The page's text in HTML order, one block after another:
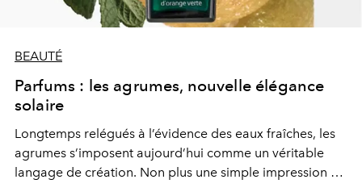
BEAUTÉ
Parfums : les agrumes, nouvelle élégance
solaire
Longtemps relégués à l’évidence des eaux fraîches, les
agrumes s’imposent aujourd’hui comme un véritable
langage de création. Non plus une simple impression de